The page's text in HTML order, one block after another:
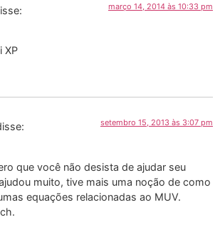
março 14, 2014 às 10:33 pm
XP
setembro 15, 2013 às 3:07 pm
que você não desista de ajudar seu
muito, tive mais uma noção de como
equações relacionadas ao MUV.